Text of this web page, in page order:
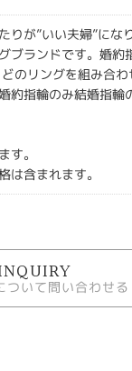
りが”いい夫婦”にな
ブランドです。婚
のリングを組み合
約指輪のみ結婚指輪
す。
含まれます。
ついて問い合わせる